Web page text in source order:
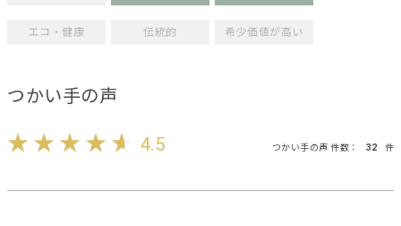
エコ・健康 伝統的 希少価値が高い
つかい手の声
4.5 つかい手の声 件数： 32 件